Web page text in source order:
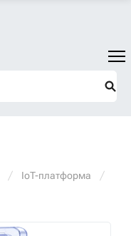
IoT-платформа